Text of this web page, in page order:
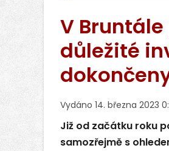
V
důležité
Vydáno 14. března 2023
Již od začátku roku
samozřejmě s